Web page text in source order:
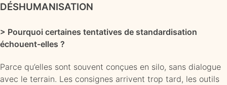
DÉSHUMANISATION
> Pourquoi certaines tentatives de standardisation
échouent-elles ?
Parce qu’elles sont souvent conçues en silo, sans dialogue
avec le terrain. Les consignes arrivent trop tard, les outils